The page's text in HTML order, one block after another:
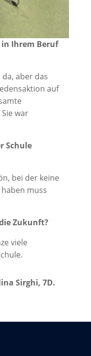
Ihrem Beruf
aber das
auf
war
Schule
bei der keine
muss
Zukunft?
viele
Sirghi, 7D.